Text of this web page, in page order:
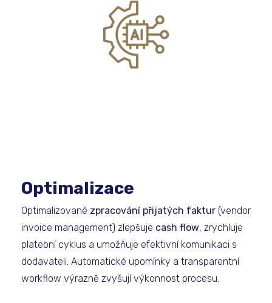
Optimalizace
Optimalizované zpracování přijatých faktur (vendor
invoice management) zlepšuje cash flow, zrychluje
platební cyklus a umožňuje efektivní komunikaci s
dodavateli. Automatické upomínky a transparentní
workflow výrazně zvyšují výkonnost procesu.